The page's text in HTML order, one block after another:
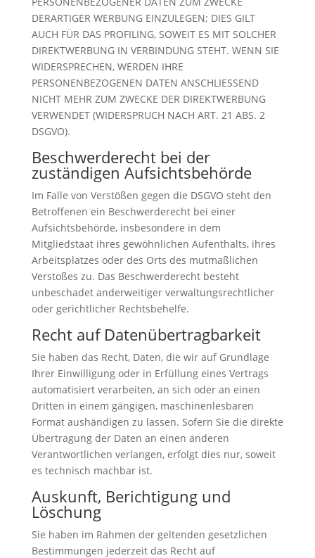
DERARTIGER WERBUNG EINZULEGEN; DIES GILT
AUCH FÜR DAS PROFILING, SOWEIT ES MIT SOLCHER
DIREKTWERBUNG IN VERBINDUNG STEHT. WENN SIE
WIDERSPRECHEN, WERDEN IHRE
PERSONENBEZOGENEN DATEN ANSCHLIESSEND
NICHT MEHR ZUM ZWECKE DER DIREKTWERBUNG
VERWENDET (WIDERSPRUCH NACH ART. 21 ABS. 2
DSGVO).
Beschwerde­recht bei der
zuständigen Aufsichts­behörde
Im Falle von Verstößen gegen die DSGVO steht den
Betroffenen ein Beschwerderecht bei einer
Aufsichtsbehörde, insbesondere in dem
Mitgliedstaat ihres gewöhnlichen Aufenthalts, ihres
Arbeitsplatzes oder des Orts des mutmaßlichen
Verstoßes zu. Das Beschwerderecht besteht
unbeschadet anderweitiger verwaltungsrechtlicher
oder gerichtlicher Rechtsbehelfe.
Recht auf Daten­übertrag­barkeit
Sie haben das Recht, Daten, die wir auf Grundlage
Ihrer Einwilligung oder in Erfüllung eines Vertrags
automatisiert verarbeiten, an sich oder an einen
Dritten in einem gängigen, maschinenlesbaren
Format aushändigen zu lassen. Sofern Sie die direkte
Übertragung der Daten an einen anderen
Verantwortlichen verlangen, erfolgt dies nur, soweit
es technisch machbar ist.
Auskunft, Berichtigung und
Löschung
Sie haben im Rahmen der geltenden gesetzlichen
Bestimmungen jederzeit das Recht auf